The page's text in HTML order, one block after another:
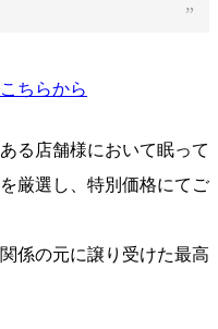
ちらから
る店舗様において眠って
厳選し、特別価格にてご
係の元に譲り受けた最高